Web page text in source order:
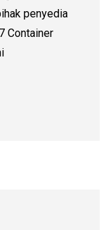
penyedia
Container